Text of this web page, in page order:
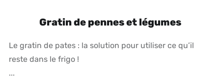
Gratin de pennes et légumes
Le gratin de pates : la solution pour utiliser ce qu’il
reste dans le frigo !
...